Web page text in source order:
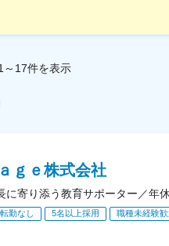
～17件を表示
ｇｅ株式会社
に寄り添う教育サポーター／年
転勤なし 5名以上採用 職種未経験歓